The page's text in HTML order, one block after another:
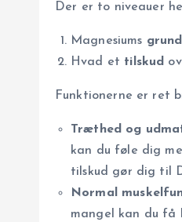
Der er to niveauer
Magnesiums
Hvad et tilskud
Funktionerne er ret
Træthed og
kan du føle dig
tilskud gør dig til
Normal
mangel kan du få